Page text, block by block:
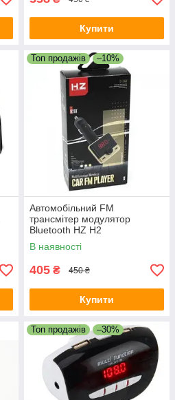
Купити
Топ продажів –10%
Автомобільний FM
трансмітер модулятор
Bluetooth HZ H2
В наявності
405 ₴ 450 ₴
Купити
Топ продажів –30%